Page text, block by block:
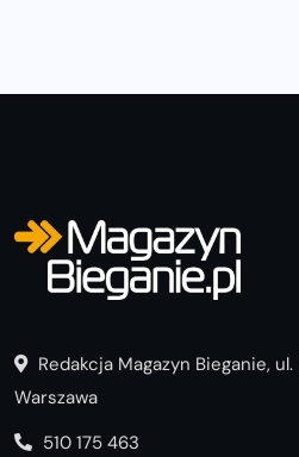
Redakcja Magazyn Bieganie,
Warszawa
510 175 463